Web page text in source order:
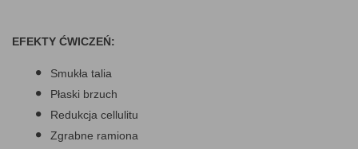
EFEKTY ĆWICZEŃ:
Smukła talia
Płaski brzuch
Redukcja cellulitu
Zgrabne ramiona